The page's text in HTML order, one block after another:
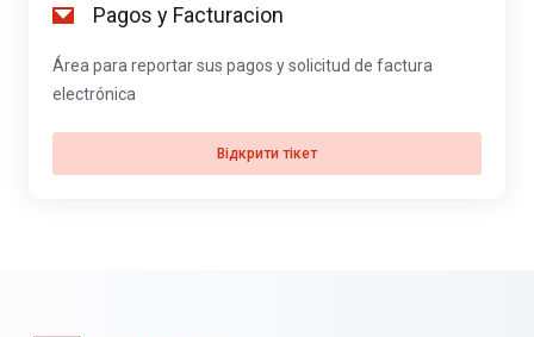
Pagos y Facturacion
Área para reportar sus pagos y solicitud de factura
electrónica
Відкрити тікет